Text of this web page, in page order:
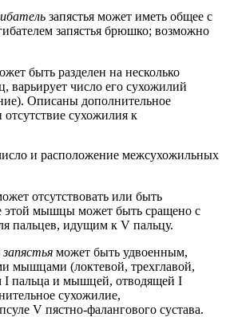
запястья может иметь общее с
запястья брюшко; возможно
быть разделен на несколько
варьирует число его сухожилий
Описаны дополнительное
сухожилия к
и расположение межсухожильных
отсутствовать или быть
этой мышцы может быть сращено с
пальцев, идущим к V пальцу.
может быть удвоенным,
мышцами (локтевой, трехглавой,
I пальца и мышцей, отводящей I
сухожилие,
V пястно-фалангового сустава.